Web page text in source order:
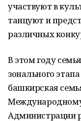
участвуют в
танцуют и
различных
В этом году
зонального
башкирская
Администрации